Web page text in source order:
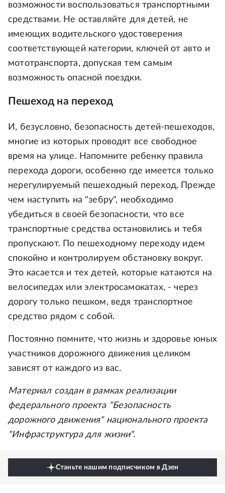
возможности воспользоваться транспортными
средствами. Не оставляйте для детей, не
имеющих водительского удостоверения
соответствующей категории, ключей от авто и
мототранспорта, допуская тем самым
возможность опасной поездки.
Пешеход на переход
И, безусловно, безопасность детей-пешеходов,
многие из которых проводят все свободное
время на улице. Напомните ребенку правила
перехода дороги, особенно где имеется только
нерегулируемый пешеходный переход. Прежде
чем наступить на "зебру", необходимо
убедиться в своей безопасности, что все
транспортные средства остановились и тебя
пропускают. По пешеходному переходу идем
спокойно и контролируем обстановку вокруг.
Это касается и тех детей, которые катаются на
велосипедах или электросамокатах, - через
дорогу только пешком, ведя транспортное
средство рядом с собой.
Постоянно помните, что жизнь и здоровье юных
участников дорожного движения целиком
зависят от каждого из вас.
Материал создан в рамках реализации
федерального проекта "Безопасность
дорожного движения" национального проекта
"Инфраструктура для жизни".
Станьте нашим подписчиком в Дзен